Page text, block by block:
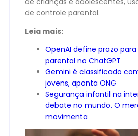
de controle parental.
Leia mais:
OpenAI define prazo
parental no ChatGPT
Gemini é classificado
jovens, aponta ONG
Segurança infantil na
debate no mundo. O
movimenta